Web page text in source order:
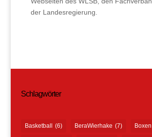
der Landesregierung.
Schlagwörter
Basketball (6) BeraWierhake (7) Boxen